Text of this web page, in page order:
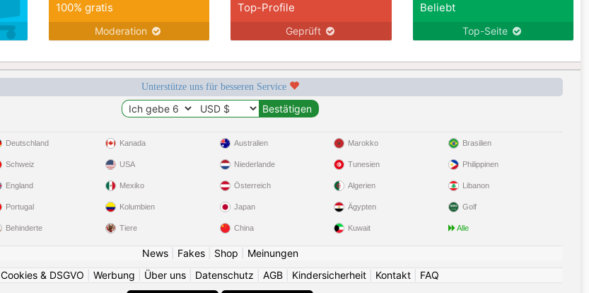
100% gratis
Moderation
Top-Profile
Geprüft
Beliebt
Top-Seite
Unterstütze uns für besseren Service
Deutschland
Schweiz
England
Portugal
Behinderte
Kanada
USA
Mexiko
Kolumbien
Tiere
Australien
Niederlande
Österreich
Japan
China
Marokko
Tunesien
Algerien
Ägypten
Kuwait
Brasilien
Philippinen
Libanon
Golf
Alle
News| Fakes| Shop
Meinungen
Cookies & DSGVO
Werbung Über uns Datenschutz AGB Kindersicherheit Kontakt FAQ